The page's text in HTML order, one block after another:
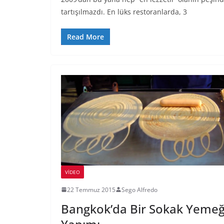
tartışılmazdı. En lüks restoranlarda, 3
Read More
VIDEO
22 Temmuz 2015 Sego Alfredo
Bangkok’da Bir Sokak